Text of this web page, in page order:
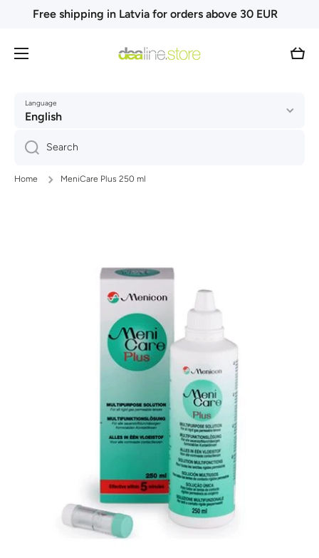
Skip to content
Free shipping in Latvia for orders above 30 EUR
Cart
Language
English
Search
Home MeniCare Plus 250 ml